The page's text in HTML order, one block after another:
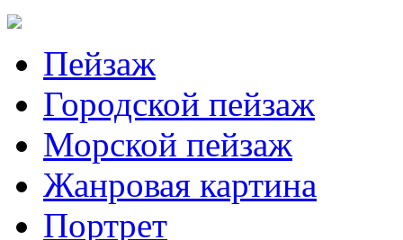
Пейзаж
Городской пейзаж
Морской пейзаж
Жанровая картина
Портрет